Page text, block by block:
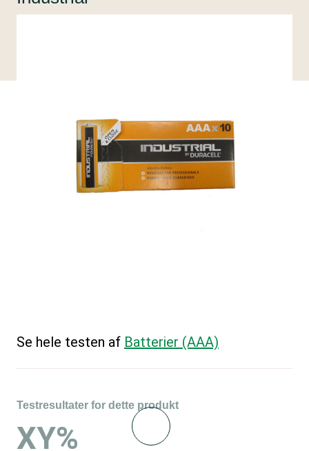
Se hele testen af Batterier (AAA)
Testresultater for dette produkt
XY%